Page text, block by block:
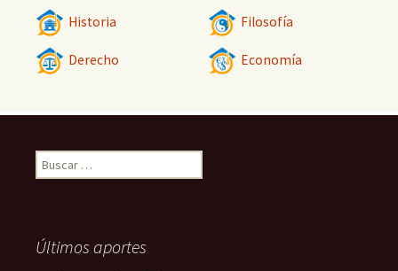
Historia Filosofía
Derecho Economía
Buscar:
Últimos aportes